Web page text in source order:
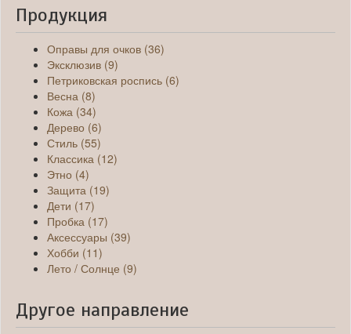
Продукция
Оправы для очков (36)
Эксклюзив (9)
Петриковская роспись (6)
Весна (8)
Кожа (34)
Дерево (6)
Стиль (55)
Классика (12)
Этно (4)
Защита (19)
Дети (17)
Пробка (17)
Аксессуары (39)
Хобби (11)
Лето / Солнце (9)
Другое направление